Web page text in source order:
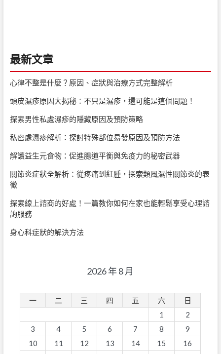
最新文章
心律不整是什麼？原因、症狀與治療方式完整解析
頭皮濕疹原因大揭秘：不只是濕疹，還可能是這個問題！
探索男性私處濕疹的隱藏原因及預防策略
私密處濕疹解析：探討特殊部位易發原因及預防方法
解讀益生元食物：促進腸道平衡與免疫力的秘密武器
關節炎症狀全解析：從疼痛到紅腫，探索類風濕性關節炎的表
徵
探索線上諮商的好處！一篇教你如何在家也能輕鬆享受心理諮
詢服務
身心科症狀的解決方法
2026 年 8 月
一 二 三 四 五 六
日
1
2
3
4 5 6 7 8
9
10
11 12 13 14 15
16